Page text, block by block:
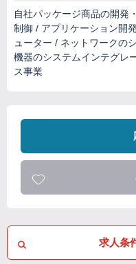
自社パッケージ商品の開発
制御 / アプリケーション開
ューター / ネットワークの
機器のシステムインテグレ
ス事業
求人条